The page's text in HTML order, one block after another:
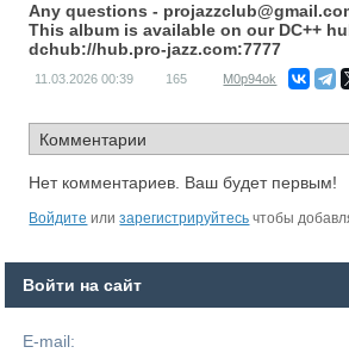
Any questions -
This album is available on our DC++
dchub://hub.pro-jazz.com:7777
11.03.2026 00:39 165 M0p94ok
Нет комментариев. Ваш будет первым!
Войдите илизарегистрируйтесь чтобы
Войти на сайт
E-mail: